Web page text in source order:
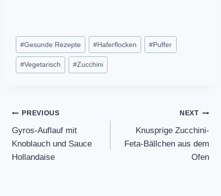
Post
Tags:
#Gesunde Rezepte #Haferflocken #Puffer
#Vegetarisch #Zucchini
Post
navigation
PREVIOUS
Gyros-Auflauf mit
Knoblauch und Sauce
Hollandaise
NEXT
Knusprige Zucchini-
Feta-Bällchen aus dem
Ofen